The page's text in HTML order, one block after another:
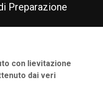
Preparazione
con lievitazione
dai veri